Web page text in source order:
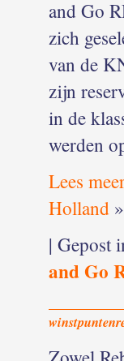
and Go
zich
van de
zijn
in de
werden
Lees
Holland »
| Gepost
and Go